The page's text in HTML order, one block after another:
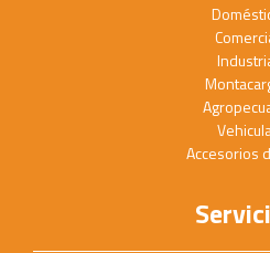
Accesorios